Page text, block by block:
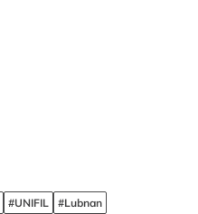
#UNIFIL #Lubnan